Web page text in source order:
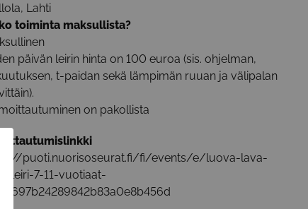
Lahti
toiminta maksullista?
päivän leirin hinta on 100 euroa (sis. ohjelman,
t-paidan sekä lämpimän ruuan ja välipalan
on pakollista
puoti.nuorisoseurat.fi/fi/events/e/luova-lava-
7-11-vuotiaat-
697b24289842b83a0e8b456d